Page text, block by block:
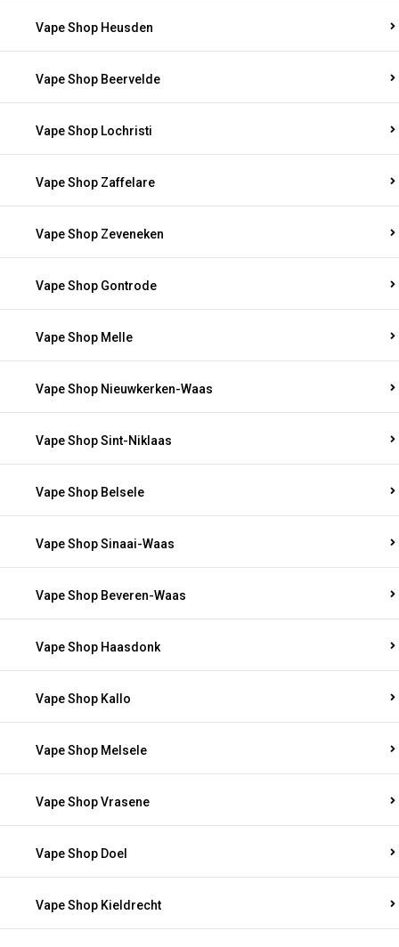
Vape Shop Heusden
Vape Shop Beervelde
Vape Shop Lochristi
Vape Shop Zaffelare
Vape Shop Zeveneken
Vape Shop Gontrode
Vape Shop Melle
Vape Shop Nieuwkerken-Waas
Vape Shop Sint-Niklaas
Vape Shop Belsele
Vape Shop Sinaai-Waas
Vape Shop Beveren-Waas
Vape Shop Haasdonk
Vape Shop Kallo
Vape Shop Melsele
Vape Shop Vrasene
Vape Shop Doel
Vape Shop Kieldrecht